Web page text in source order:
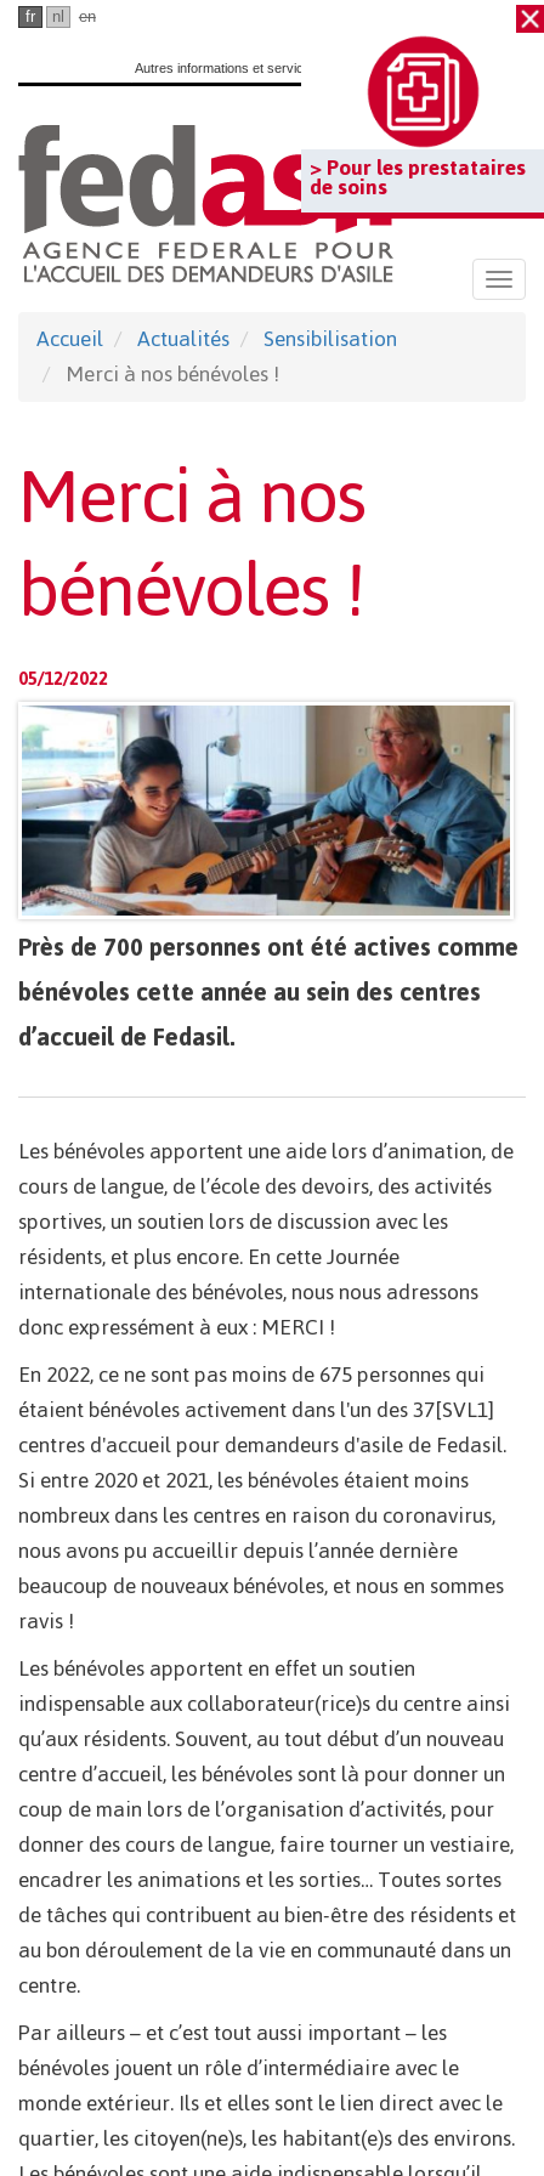
Passer
contenu
principal
> Pour les prestataires
de soins
fr nl en
Autres informations et services officiels :www.belgium.be
Accueil Actualités
Sensibilisation
Merci à nos bénévoles !
Merci à nos
bénévoles !
05/12/2022
Près de 700 personnes ont été actives comme
bénévoles cette année au sein des centres
d’accueil de Fedasil.
Les bénévoles apportent une aide lors d’animation, de
cours de langue, de l’école des devoirs, des activités
sportives, un soutien lors de discussion avec les
résidents, et plus encore. En cette Journée
internationale des bénévoles, nous nous adressons
donc expressément à eux : MERCI !
En 2022, ce ne sont pas moins de 675 personnes qui
étaient bénévoles activement dans l'un des 37[SVL1]
centres d'accueil pour demandeurs d'asile de Fedasil.
Si entre 2020 et 2021, les bénévoles étaient moins
nombreux dans les centres en raison du coronavirus,
nous avons pu accueillir depuis l’année dernière
beaucoup de nouveaux bénévoles, et nous en sommes
ravis !
Les bénévoles apportent en effet un soutien
indispensable aux collaborateur(rice)s du centre ainsi
qu’aux résidents. Souvent, au tout début d’un nouveau
centre d’accueil, les bénévoles sont là pour donner un
coup de main lors de l’organisation d’activités, pour
donner des cours de langue, faire tourner un vestiaire,
encadrer les animations et les sorties… Toutes sortes
de tâches qui contribuent au bien-être des résidents et
au bon déroulement de la vie en communauté dans un
centre.
Par ailleurs – et c’est tout aussi important – les
bénévoles jouent un rôle d’intermédiaire avec le
monde extérieur. Ils et elles sont le lien direct avec le
quartier, les citoyen(ne)s, les habitant(e)s des environs.